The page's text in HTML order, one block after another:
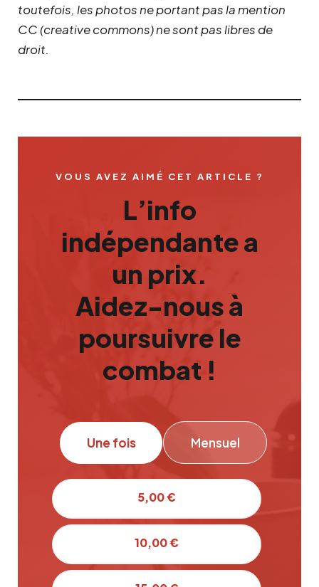
toutefois, les photos ne portant pas la mention
CC (creative commons) ne sont pas libres de
droit.
VOUS AVEZ AIMÉ CET ARTICLE ?
L’info
indépendante a
un prix.
Aidez-nous à
poursuivre le
combat !
Une fois Mensuel
5,00 €
10,00 €